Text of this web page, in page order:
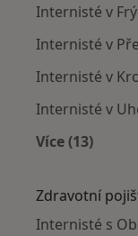
Internisté v
Internisté v
Internisté v
Internisté v
Více (13)
Zdravotní
Internisté s